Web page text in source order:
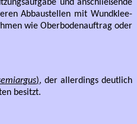
und anschließende
Abbaustellen mit Wundklee-
wie Oberbodenauftrag oder
), der allerdings deutlich
besitzt.